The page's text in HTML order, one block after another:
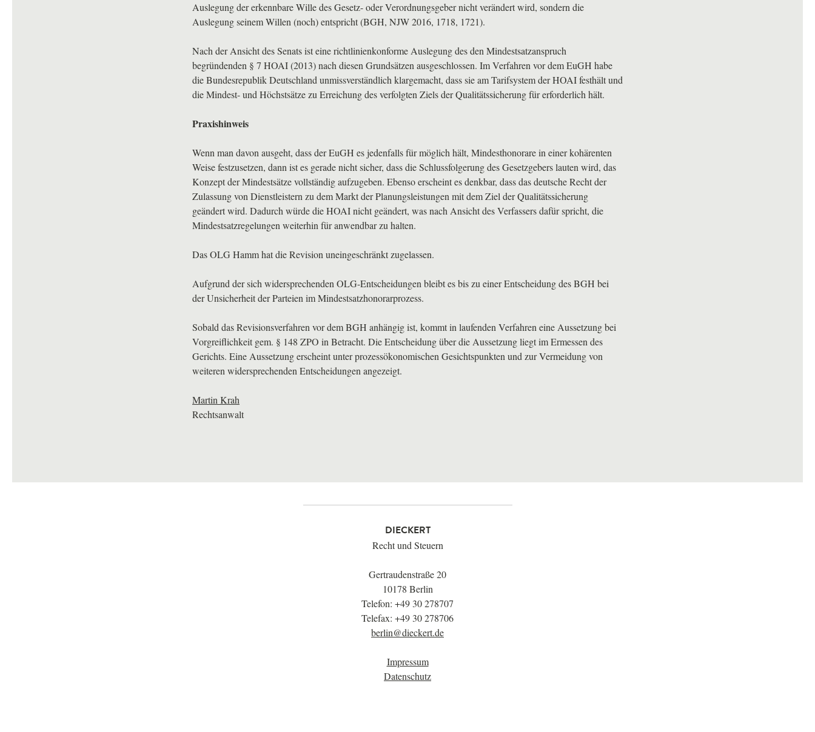
Auslegung der erkennbare Wille des Gesetz- oder Verordnungsgeber nicht verändert wird, sondern die
Auslegung seinem Willen (noch) entspricht (BGH, NJW2016, 1718, 1721).
Nach der Ansicht des Senats ist eine richtlinienkonforme Auslegung des den Mindestsatzanspruch
begründenden § 7 HOAI(2013) nach diesen Grundsätzen ausgeschlossen. Im Verfahren vor dem EuGH habe
die Bundesrepublik Deutschland unmissverständlich klargemacht, dass sie am Tarifsystem derHOAIfesthält und
die Mindest- und Höchstsätze zu Erreichung des verfolgten Ziels der Qualitätssicherung für erforderlich hält.
Praxishinweis
Wenn man davon ausgeht, dass der EuGH es jedenfalls für möglich hält, Mindesthonorare in einer kohärenten
Weise festzusetzen, dann ist es gerade nicht sicher, dass die Schlussfolgerung des Gesetzgebers lauten wird, das
Konzept der Mindestsätze vollständig aufzugeben. Ebenso erscheint es denkbar, dass das deutsche Recht der
Zulassung von Dienstleistern zu dem Markt der Planungsleistungen mit dem Ziel der Qualitätssicherung
geändert wird. Dadurch würde dieHOAInicht geändert, was nach Ansicht des Verfassers dafür spricht, die
Mindestsatzregelungen weiterhin für anwendbar zu halten.
DasOLG Hamm hat die Revision uneingeschränkt zugelassen.
Aufgrund der sich widersprechenden OLG-Entscheidungen bleibt es bis zu einer Entscheidung desBGH bei
der Unsicherheit der Parteien im Mindestsatzhonorarprozess.
Sobald das Revisionsverfahren vor demBGH anhängig ist, kommt in laufenden Verfahren eine Aussetzung bei
Vorgreiflichkeit gem. § 148 ZPO in Betracht. Die Entscheidung über die Aussetzung liegt im Ermessen des
Gerichts. Eine Aussetzung erscheint unter prozessökonomischen Gesichtspunkten und zur Vermeidung von
weiteren widersprechenden Entscheidungen angezeigt.
Martin Krah
Rechtsanwalt
DIECKERT
Recht und Steuern
Gertraudenstraße 20
10178 Berlin
Telefon: +49 30 278707
Telefax: +49 30 278706
berlin@dieckert.de
Impressum
Datenschutz